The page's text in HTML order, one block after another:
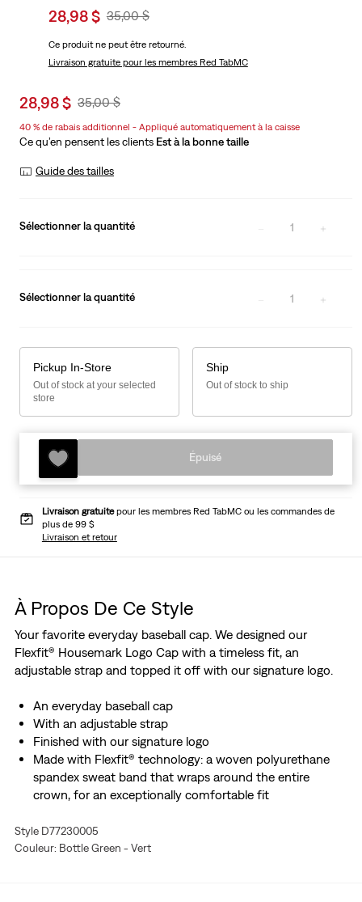
Sale
is
28,98 $ Original
Was
35,00 $
Ce produit ne peut être retourné.
Livraison gratuitepour les membres Red TabMC
Sale
is
28,98 $ Original
Was
35,00 $
40 % de rabais additionnel - Appliqué automatiquement à la caisse
Ce qu’en pensent les clients Est à la bonne taille
Guide des tailles
Sélectionner la quantité 1
Sélectionner la quantité 1
Pickup In-Store
Out of stock at your selected
store
Ship
Out of stock to ship
Épuisé
Livraison gratuitepour les membres Red TabMC ou les commandes de
plus de 99 $
Livraison et retour
À Propos De Ce Style
Your favorite everyday baseball cap. We designed our
Flexfit® Housemark Logo Cap with a timeless fit, an
adjustable strap and topped it off with our signature logo.
An everyday baseball cap
With an adjustable strap
Finished with our signature logo
Made with Flexfit® technology: a woven polyurethane
spandex sweat band that wraps around the entire
crown, for an exceptionally comfortable fit
Style D77230005
Couleur: Bottle Green - Vert